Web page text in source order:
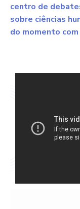
centro de
sobre ciências
do momento